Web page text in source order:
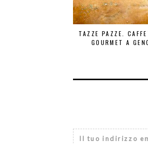
TAZZE PAZZE.
GOURMET A
Il tuo indirizzo